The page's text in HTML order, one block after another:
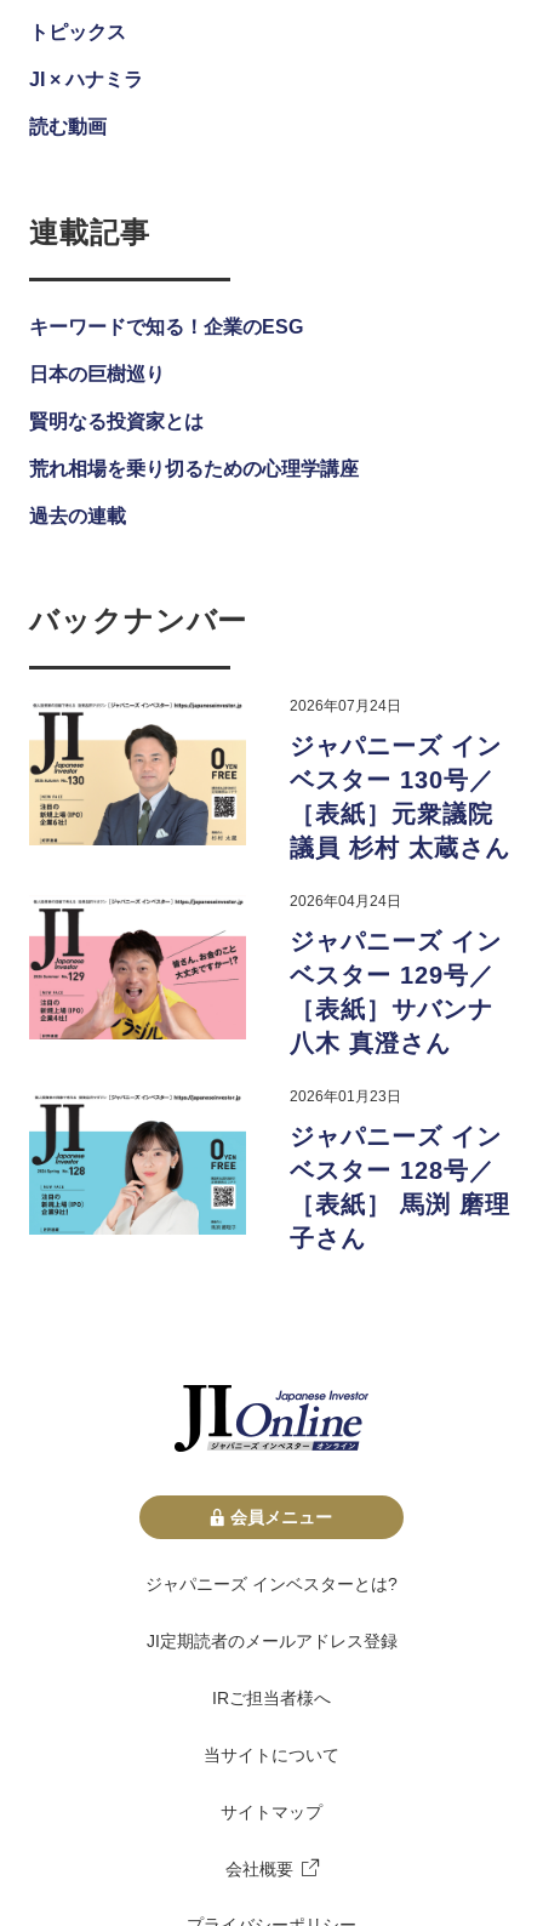
トピックス
JI × ハナミラ
読む動画
連載記事
キーワードで知る！企業のESG
日本の巨樹巡り
賢明なる投資家とは
荒れ相場を乗り切るための心理学講座
過去の連載
バックナンバー
2026年07月24日
ジャパニーズ イン
ベスター 130号／
［表紙］元衆議院
議員 杉村 太蔵さん
2026年04月24日
ジャパニーズ イン
ベスター 129号／
［表紙］サバンナ
八木 真澄さん
2026年01月23日
ジャパニーズ イン
ベスター 128号／
［表紙］ 馬渕 磨理
子さん
会員メニュー
ジャパニーズ インベスターとは?
JI定期読者のメールアドレス登録
IRご担当者様へ
当サイトについて
サイトマップ
会社概要